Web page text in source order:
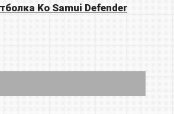
Ko Samui Defender